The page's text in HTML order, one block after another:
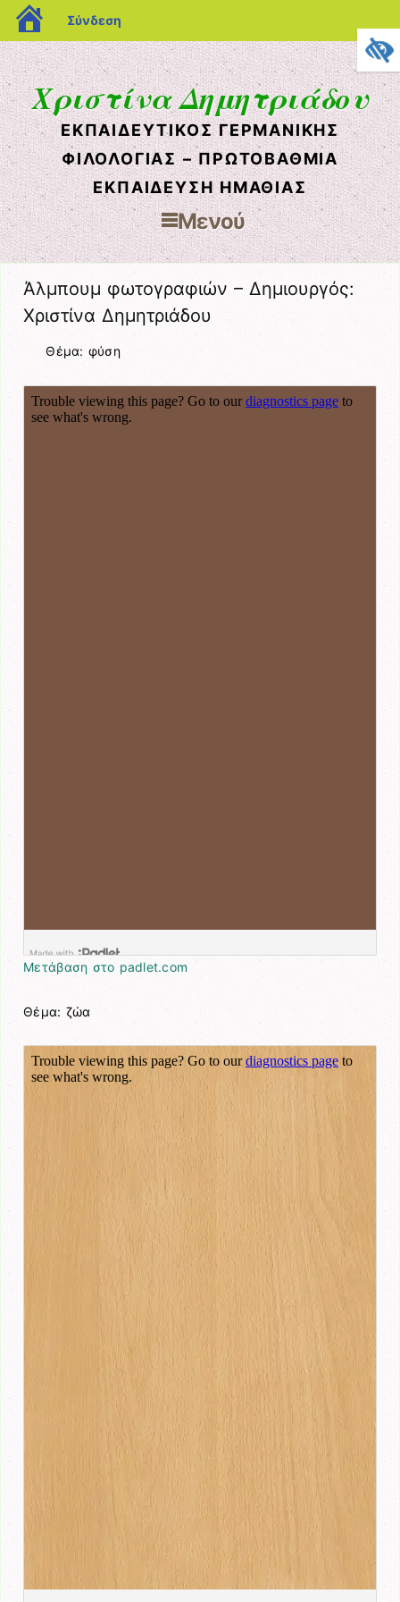
blogs.sch.gr
Σύνδεση
Χριστίνα Δημητριάδου
ΕΚΠΑΙΔΕΥΤΙΚΌΣ ΓΕΡΜΑΝΙΚΉΣ
ΦΙΛΟΛΟΓΊΑΣ – ΠΡΩΤΟΒΆΘΜΙΑ
ΕΚΠΑΊΔΕΥΣΗ ΗΜΑΘΊΑΣ
Μενού
Μετάβαση στο περιεχόμενο
Άλμπουμ φωτογραφιών – Δημιουργός:
Χριστίνα Δημητριάδου
Θέμα: φύση
Μετάβαση στο padlet.com
Θέμα: ζώα